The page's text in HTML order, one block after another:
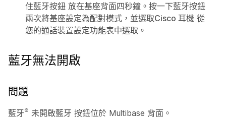
住藍牙按鈕 放在基座背面四秒鐘。按一下藍牙按鈕
兩次將基座設定為配對模式，並選取Cisco 耳機 從
您的通話裝置設定功能表中選取。
藍牙無法開啟
問題
藍牙® 未開啟藍牙 按鈕位於 Multibase 背面。